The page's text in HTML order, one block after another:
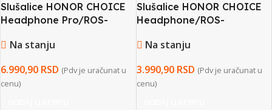
Slušalice HONOR CHOICE
Headphone Pro/ROS-
Na stanju
6.990,90 RSD (Pdv je uračunat u
cenu)
Slušalice HONOR CHOICE
Headphone/ROS-
Na stanju
3.990,90 RSD (Pdv je uračunat u
cenu)